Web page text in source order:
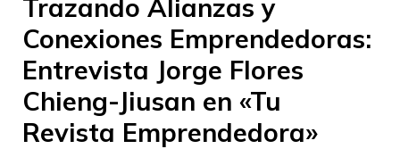
Trazando Alianzas y
Conexiones Emprendedoras:
Entrevista Jorge Flores
Chieng-Jiusan en «Tu
Revista Emprendedora»